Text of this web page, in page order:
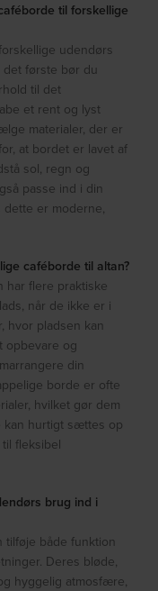
til forskellige
udendørs
første bør du
til det
et rent og lyst
materialer, der er
at bordet er lavet af
sol, regn og
passe ind i din
er moderne,
caféborde til altan?
har flere praktiske
når de ikke er i
hvor pladsen kan
og
din
borde er ofte
hvilket gør dem
kan hurtigt sættes op
fleksibel
brug ind i
både funktion
Deres bløde,
hyggelig atmosfære,